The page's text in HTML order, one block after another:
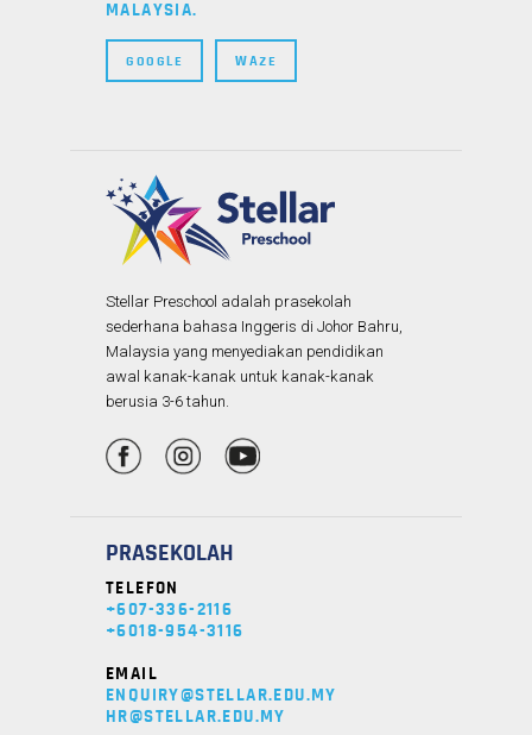
MALAYSIA.
GOOGLE WAZE
Stellar Preschool adalah prasekolah
sederhana bahasa Inggeris di Johor Bahru,
Malaysia yang menyediakan pendidikan
awal kanak-kanak untuk kanak-kanak
berusia 3-6 tahun.
PRASEKOLAH
TELEFON
+607-336-2116
+6018-954-3116
EMAIL
ENQUIRY@STELLAR.EDU.MY
HR@STELLAR.EDU.MY